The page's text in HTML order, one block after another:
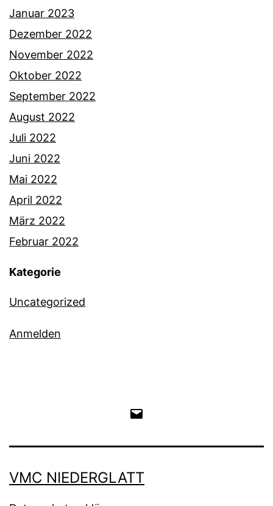
Januar 2023
Dezember 2022
November 2022
Oktober 2022
September 2022
August 2022
Juli 2022
Juni 2022
Mai 2022
April 2022
März 2022
Februar 2022
Kategorie
Uncategorized
Anmelden
an
VMC NIEDERGLATT